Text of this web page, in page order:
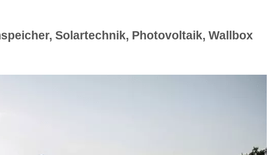
Solartechnik, Photovoltaik, Wallbox